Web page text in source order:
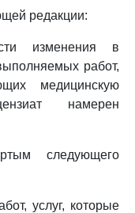
редакции:
изменения в
работ,
медицинскую
намерен
следующего
услуг, которые